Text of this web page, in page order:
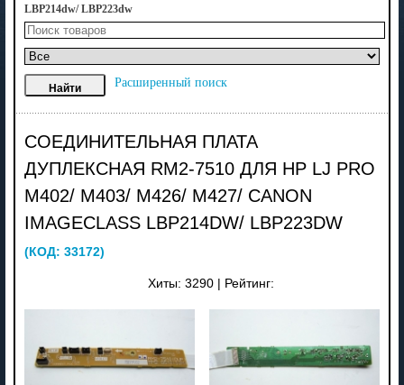
LBP214dw/ LBP223dw
Расширенный поиск
СОЕДИНИТЕЛЬНАЯ ПЛАТА
ДУПЛЕКСНАЯ RM2-7510 ДЛЯ HP LJ PRO
M402/ M403/ M426/ M427/ CANON
IMAGECLASS LBP214DW/ LBP223DW
(КОД: 33172)
Хиты: 3290 Рейтинг: